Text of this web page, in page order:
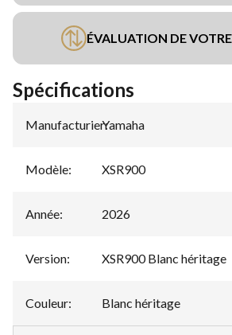
ÉVALUATION DE
Spécifications
Manufacturier:
Yamaha
Modèle: XSR900
Année: 2026
Version: XSR900 Blanc héritage
Couleur: Blanc héritage